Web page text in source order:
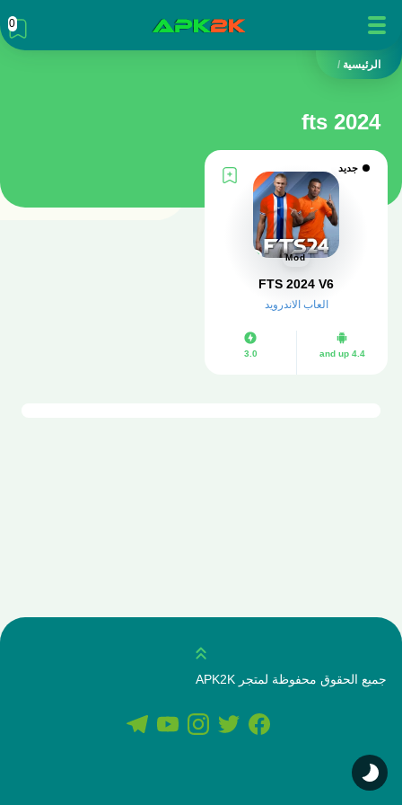
0
الرئيسية /
fts 2024
جديد
Mod
FTS 2024 V6
العاب الاندرويد
4.4 and up
3.0
انتقل للاعلى
جميع الحقوق محفوظة لمتجر APK2K